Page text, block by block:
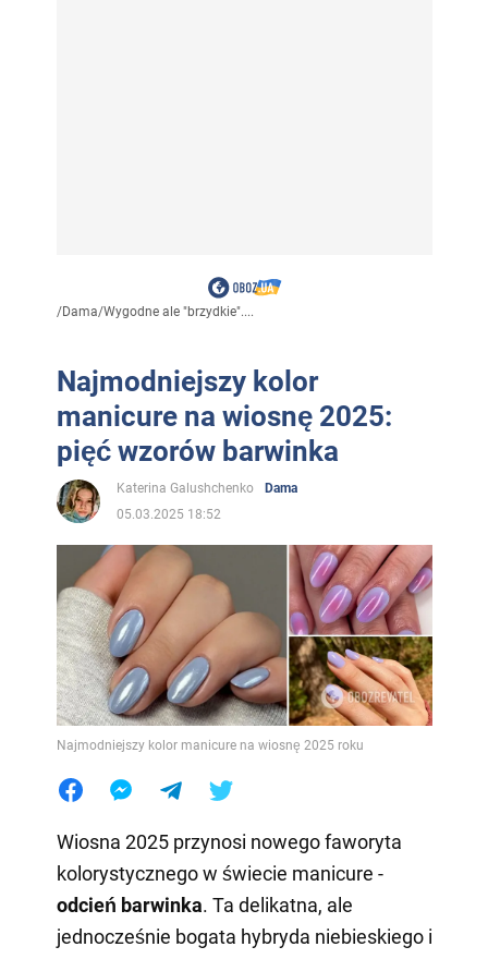
/Dama/Wygodne ale "brzydkie"....
Najmodniejszy kolor
manicure na wiosnę 2025:
pięć wzorów barwinka
Katerina Galushchenko
Dama
05.03.2025 18:52
Najmodniejszy kolor manicure na wiosnę 2025 roku
Wiosna 2025 przynosi nowego faworyta
kolorystycznego w świecie manicure -
odcień barwinka. Ta delikatna, ale
jednocześnie bogata hybryda niebieskiego i